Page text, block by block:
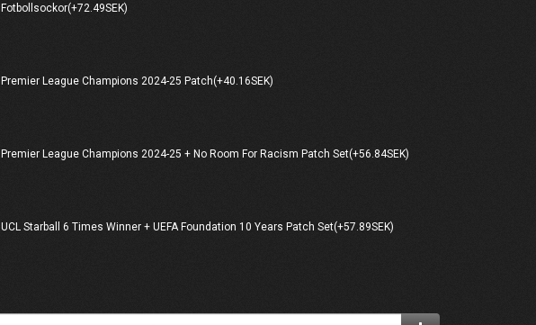
Fotbollsockor(+72.49SEK)
Premier League Champions 2024-25 Patch(+40.16SEK)
Premier League Champions 2024-25 + No Room For Racism Patch Set(+56.84SEK)
UCL Starball 6 Times Winner + UEFA Foundation 10 Years Patch Set(+57.89SEK)